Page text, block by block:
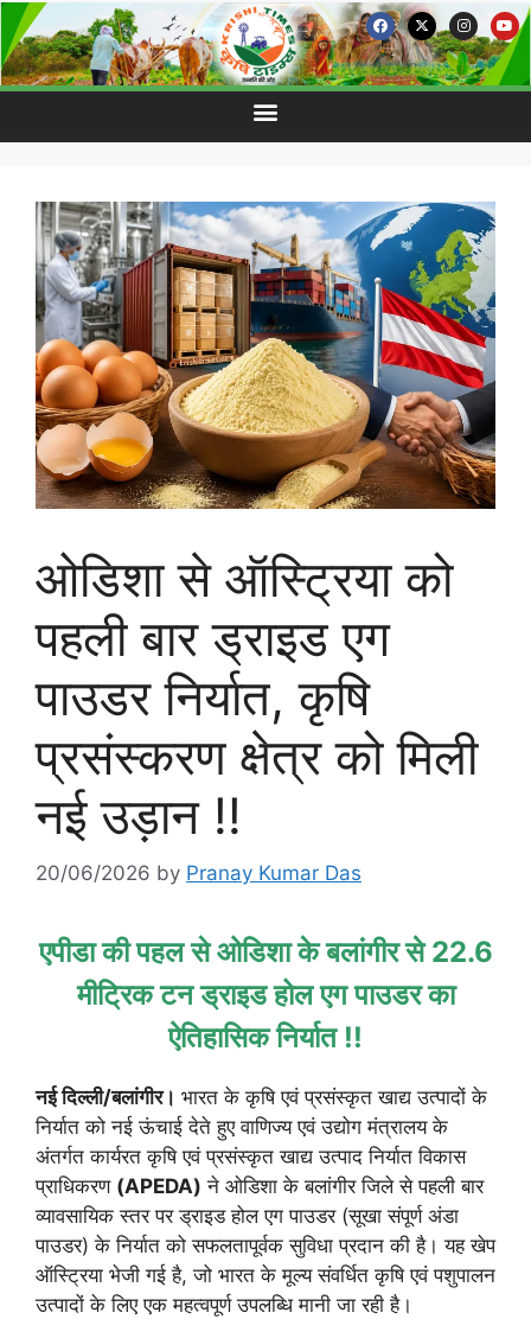
ओडिशा से ऑस्ट्रिया को
पहली बार ड्राइड एग
पाउडर निर्यात, कृषि
प्रसंस्करण क्षेत्र को मिली
नई उड़ान !!
20/06/2026 by Pranay Kumar Das
एपीडा की पहल से ओडिशा के बलांगीर से 22.6
मीट्रिक टन ड्राइड होल एग पाउडर का
ऐतिहासिक निर्यात !!
नई दिल्ली/बलांगीर। भारत के कृषि एवं प्रसंस्कृत खाद्य उत्पादों के
निर्यात को नई ऊंचाई देते हुए वाणिज्य एवं उद्योग मंत्रालय के
अंतर्गत कार्यरत कृषि एवं प्रसंस्कृत खाद्य उत्पाद निर्यात विकास
प्राधिकरण (APEDA) ने ओडिशा के बलांगीर जिले से पहली बार
व्यावसायिक स्तर पर ड्राइड होल एग पाउडर (सूखा संपूर्ण अंडा
पाउडर) के निर्यात को सफलतापूर्वक सुविधा प्रदान की है। यह खेप
ऑस्ट्रिया भेजी गई है, जो भारत के मूल्य संवर्धित कृषि एवं पशुपालन
उत्पादों के लिए एक महत्वपूर्ण उपलब्धि मानी जा रही है।